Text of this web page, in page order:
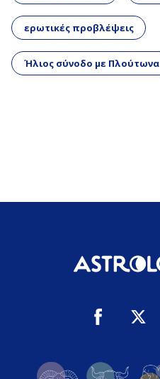
ερωτικές προβλέψεις
Ήλιος σύνοδο με Πλούτωνα